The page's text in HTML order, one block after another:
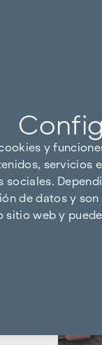
y
servicios
sociales.
de datos y
sitio web y